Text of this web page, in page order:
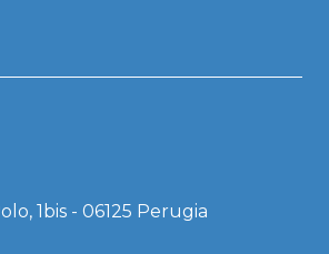
1bis - 06125 Perugia